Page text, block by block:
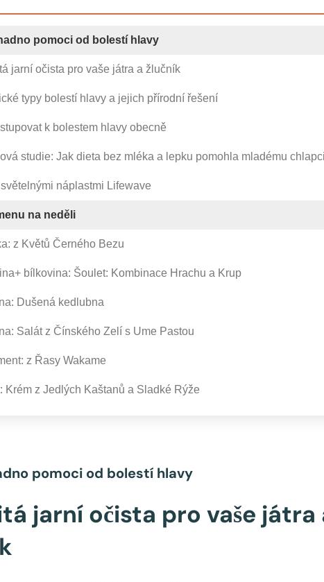
pomoci od bolestí hlavy
jarní očista pro vaše játra a žlučník
typy bolestí hlavy a jejich přírodní řešení
k bolestem hlavy obecně
studie: Jak dieta bez mléka a lepku pomohla mladému chlapci
náplastmi Lifewave
na neděli
z Květů Černého Bezu
bílkovina: Šoulet: Kombinace Hrachu a Krup
Dušená kedlubna
Salát z Čínského Zelí s Ume Pastou
z Řasy Wakame
Krém z Jedlých Kaštanů a Sladké Rýže
pomoci od bolestí hlavy
jarní očista pro vaše játra